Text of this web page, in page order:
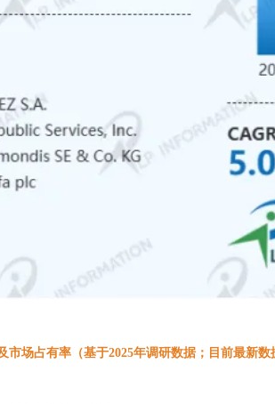
场占有率（基于2025年调研数据；目前最新数